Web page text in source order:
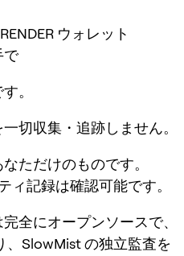
ウォレット
で
。
切収集・追跡しません。
ただけのものです。
ィ記録は確認可能です。
全にオープンソースで、
、SlowMist の独立監査を